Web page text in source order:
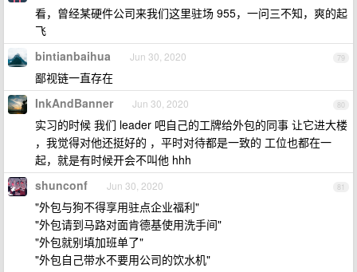
看，曾经某硬件公司来我们这里驻场 955，一问三不知，爽的起
飞
79
bintianbaihua Jun 30, 2020
鄙视链一直存在
80
InkAndBanner Jun 30, 2020
实习的时候 我们 leader 吧自己的工牌给外包的同事 让它进大楼
，我觉得对他还挺好的 ，平时对待都是一致的 工位也都在一
起，就是有时候开会不叫他 hhh
81
shunconf Jun 30, 2020
"外包与狗不得享用驻点企业福利"
"外包请到马路对面肯德基使用洗手间"
"外包就别填加班单了"
"外包自己带水不要用公司的饮水机"